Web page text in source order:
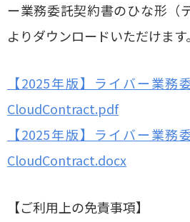
ー業務委託契約書のひな形（
よりダウンロードいただけます。
【2025年版】ライバー業
CloudContract.pdf
【2025年版】ライバー業
CloudContract.docx
【ご利用上の免責事項】